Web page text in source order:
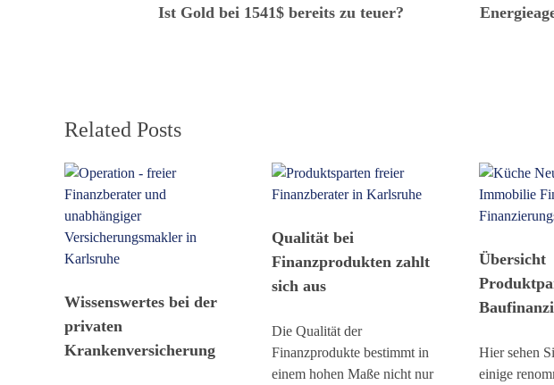
b
e
n
!
Ist Gold bei 1541$ bereits zu teuer?
Related Posts
Wissenswertes bei der
privaten
Krankenversicherung
Qualität bei
Finanzprodukten zahlt
sich aus
Die Qualität der
Finanzprodukte bestimmt in
einem hohen Maße nicht nur
Übersicht
Hier sehen
einige